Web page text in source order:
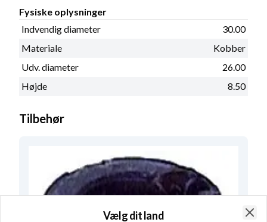
Fysiske oplysninger
Indvendig diameter
30.00
Materiale
Kobber
Udv. diameter
26.00
Højde
8.50
Tilbehør
Vælg dit land